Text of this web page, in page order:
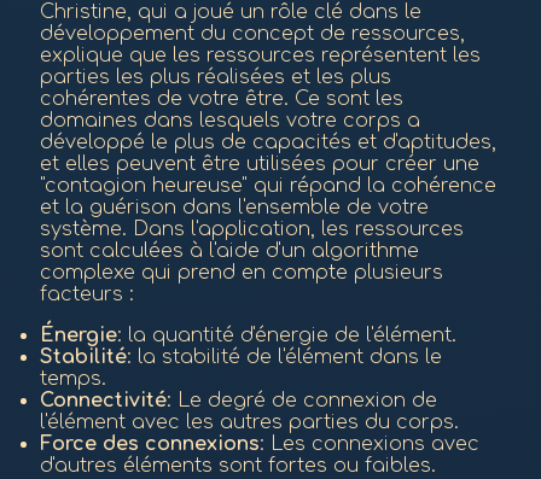
Christine, qui a joué un rôle clé dans le
développement du concept de ressources,
explique que les ressources représentent les
parties les plus réalisées et les plus
cohérentes de votre être. Ce sont les
domaines dans lesquels votre corps a
développé le plus de capacités et d'aptitudes,
et elles peuvent être utilisées pour créer une
"contagion heureuse" qui répand la cohérence
et la guérison dans l'ensemble de votre
système. Dans l'application, les ressources
sont calculées à l'aide d'un algorithme
complexe qui prend en compte plusieurs
facteurs :
Énergie: la quantité d'énergie de l'élément.
Stabilité: la stabilité de l'élément dans le
temps.
Connectivité: Le degré de connexion de
l'élément avec les autres parties du corps.
Force des connexions: Les connexions avec
d'autres éléments sont fortes ou faibles.